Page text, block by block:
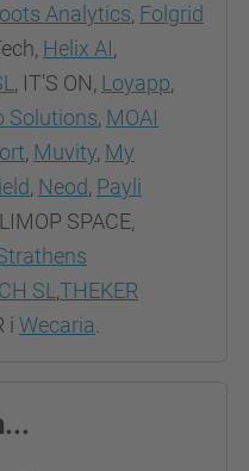
Analytics, Folgrid
Helix AI,
, IT'S ON, Loyapp,
Solutions, MOAI
, Muvity, My
, Neod, Payli
SPACE,
SL,THEKER
i Wecaria.